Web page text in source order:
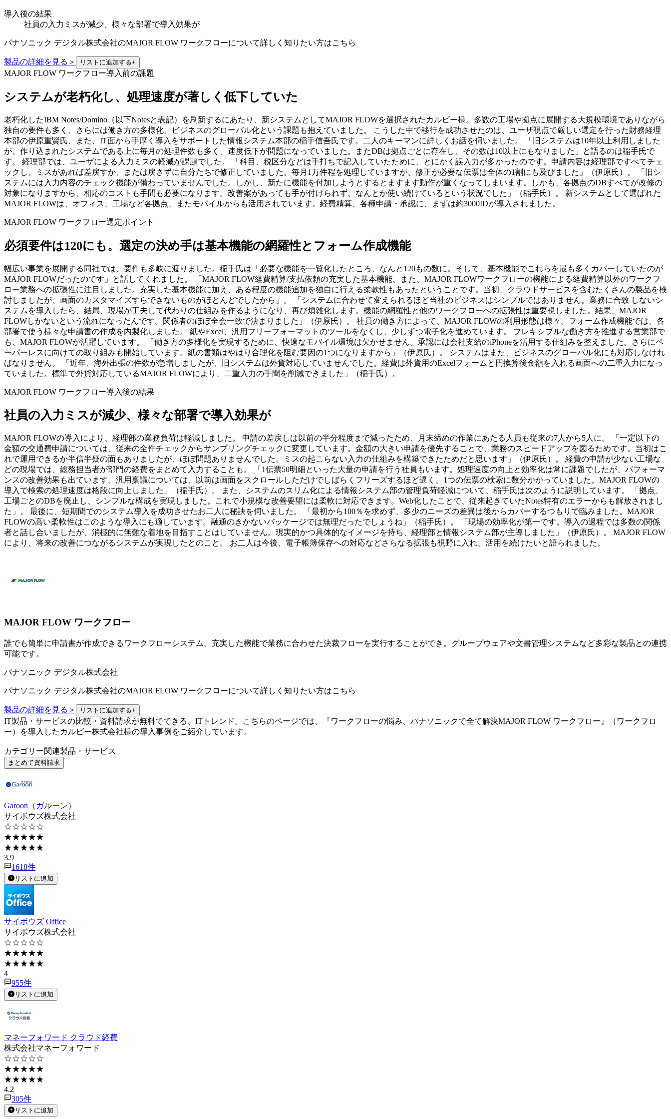
導入後の結果
社員の入力ミスが減少、様々な部署で導入効果が
パナソニック デジタル株式会社のMAJOR FLOW ワークフローについて詳しく知りたい方はこちら
製品の詳細を見る ＞ リストに追加する+
MAJOR FLOW ワークフロー導入前の課題
システムが老朽化し、処理速度が著しく低下していた
老朽化したIBM Notes/Domino（以下Notesと表記）を刷新するにあたり、新システムとしてMAJOR FLOWを選択されたカルビー様。多数の工場や拠点に展開する大規模環境でありながら
独自の要件も多く、さらには働き方の多様化、ビジネスのグローバル化という課題も抱えていました。 こうした中で移行を成功させたのは、ユーザ視点で厳しい選定を行った財務経理
本部の伊原重賢氏、また、IT面から手厚く導入をサポートした情報システム本部の稲手信吾氏です。二人のキーマンに詳しくお話を伺いました。 「旧システムは10年以上利用しました
が、作り込まれたシステムである上に毎月の処理件数も多く、速度低下が問題になっていました。またDBは拠点ごとに存在し、その数は10以上にもなりました」と語るのは稲手氏で
す。 経理部では、ユーザによる入力ミスの軽減が課題でした。 「科目、税区分などは手打ちで記入していたために、とにかく誤入力が多かったのです。申請内容は経理部ですべてチェ
ックし、ミスがあれば差戻すか、または戻さずに自分たちで修正していました。毎月1万件程を処理していますが、修正が必要な伝票は全体の1割にも及びました」（伊原氏）。 「旧シ
ステムには入力内容のチェック機能が備わっていませんでした。しかし、新たに機能を付加しようとするとますます動作が重くなってしまいます。しかも、各拠点のDBすべてが改修の
対象になりますから、相応のコストも手間も必要になります。改善案があっても手が付けられず、なんとか使い続けているという状況でした」（稲手氏）。 新システムとして選ばれた
MAJOR FLOWは、オフィス、工場など各拠点、またモバイルからも活用されています。経費精算、各種申請・承認に、まずは約3000IDが導入されました。
MAJOR FLOW ワークフロー選定ポイント
必須要件は120にも。選定の決め手は基本機能の網羅性とフォーム作成機能
幅広い事業を展開する同社では、要件も多岐に渡りました。稲手氏は「必要な機能を一覧化したところ、なんと120もの数に。そして、基本機能でこれらを最も多くカバーしていたのが
MAJOR FLOWだったのです」と話してくれました。 「MAJOR FLOW経費精算/支払依頼の充実した基本機能、また、MAJOR FLOWワークフローの機能による経費精算以外のワークフ
ロー業務への拡張性に注目しました。充実した基本機能に加え、ある程度の機能追加を独自に行える柔軟性もあったということです。当初、クラウドサービスを含むたくさんの製品を検
討しましたが、画面のカスタマイズすらできないものがほとんどでしたから」。 「システムに合わせて変えられるほど当社のビジネスはシンプルではありません。業務に合致 しないシ
ステムを導入したら、結局、現場が工夫して代わりの仕組みを作るようになり、再び煩雑化します。機能の網羅性と他のワークフローへの拡張性は重要視しました。結果、MAJOR
FLOWしかないという流れになったんです。関係者のほぼ全会一致で決まりました」（伊原氏）。 社員の働き方によって、MAJOR FLOWの利用形態は様々。フォーム作成機能では、各
部署で使う様々な申請書の作成を内製化しました。 紙やExcel、汎用フリーフォーマットのツールをなくし、少しずつ電子化を進めています。 フレキシブルな働き方を推進する営業部で
も、MAJOR FLOWが活躍しています。 「働き方の多様化を実現するために、快適なモバイル環境は欠かせません。承認には会社支給のiPhoneを活用する仕組みを整えました。さらにペ
ーパーレスに向けての取り組みも開始しています。紙の書類はやはり合理化を阻む要因の1つになりますから」（伊原氏）。 システムはまた、ビジネスのグローバル化にも対応しなけれ
ばなりません。 「近年、海外出張の件数が急増しましたが、旧システムは外貨対応していませんでした。経費は外貨用のExcelフォームと円換算後金額を入れる画面への二重入力になっ
ていました。標準で外貨対応しているMAJOR FLOWにより、二重入力の手間を削減できました」（稲手氏）。
MAJOR FLOW ワークフロー導入後の結果
社員の入力ミスが減少、様々な部署で導入効果が
MAJOR FLOWの導入により、経理部の業務負荷は軽減しました。 申請の差戻しは以前の半分程度まで減ったため、月末締めの作業にあたる人員も従来の7人から5人に。 「一定以下の
金額の交通費申請については、従来の全件チェックからサンプリングチェックに変更しています。金額の大きい申請を優先することで、業務のスピードアップを図るためです。当初はこ
れで運用できるか半信半疑の面もありましたが、ほぼ問題ありませんでした。ミスの起こらない入力の仕組みを構築できたためだと思います」（伊原氏）。 経費の申請が少ない工場な
どの現場では、総務担当者が部門の経費をまとめて入力することも。 「1伝票50明細といった大量の申請を行う社員もいます。処理速度の向上と効率化は常に課題でしたが、パフォーマ
ンスの改善効果も出ています。汎用稟議については、以前は画面をスクロールしただけでしばらくフリーズするほど遅く、1つの伝票の検索に数分かかっていました。MAJOR FLOWの
導入で検索の処理速度は格段に向上しました」（稲手氏）。 また、システムのスリム化による情報システム部の管理負荷軽減について、稲手氏は次のように説明しています。 「拠点、
工場ごとのDBを廃止し、シンプルな構成を実現しました。これで小規模な改善要望には柔軟に対応できます。Web化したことで、従来起きていたNotes特有のエラーからも解放されまし
た」。 最後に、短期間でのシステム導入を成功させたお二人に秘訣を伺いました。 「最初から100％を求めず、多少のニーズの差異は後からカバーするつもりで臨みました。MAJOR
FLOWの高い柔軟性はこのような導入にも適しています。融通のきかないパッケージでは無理だったでしょうね」（稲手氏）。 「現場の効率化が第一です。導入の過程では多数の関係
者と話し合いましたが、消極的に無難な着地を目指すことはしていません。現実的かつ具体的なイメージを持ち、経理部と情報システム部が主導しました」（伊原氏）。 MAJOR FLOW
により、将来の改善につながるシステムが実現したとのこと。 お二人は今後、電子帳簿保存への対応などさらなる拡張も視野に入れ、活用を続けたいと語られました。
MAJOR FLOW ワークフロー
誰でも簡単に申請書が作成できるワークフローシステム。充実した機能で業務に合わせた決裁フローを実行することができ。グループウェアや文書管理システムなど多彩な製品との連携
可能です。
パナソニック デジタル株式会社
パナソニック デジタル株式会社のMAJOR FLOW ワークフローについて詳しく知りたい方はこちら
製品の詳細を見る ＞ リストに追加する+
IT製品・サービスの比較・資料請求が無料でできる、ITトレンド。こちらのページでは、『ワークフローの悩み、パナソニックで全て解決MAJOR FLOW ワークフロー』（ワークフロ
ー）を導入したカルビー株式会社様の導入事例をご紹介しています。
カテゴリー関連製品・サービス
まとめて資料請求
Garoon（ガルーン）
サイボウズ株式会社
☆☆☆☆☆
★★★★★
★★★★★
3.9
1618件
リストに追加
サイボウズ Office
サイボウズ株式会社
☆☆☆☆☆
★★★★★
★★★★★
4
955件
リストに追加
マネーフォワード クラウド経費
株式会社マネーフォワード
☆☆☆☆☆
★★★★★
★★★★★
4.2
305件
リストに追加